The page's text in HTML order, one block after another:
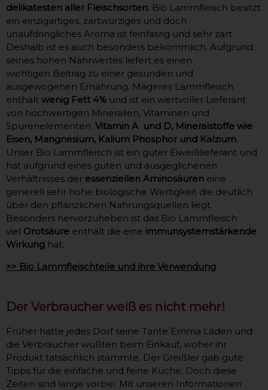
delikatesten aller Fleischsorten. Bio Lammfleisch besitzt
ein einzigartiges, zartwürziges und doch
unaufdringliches Aroma ist feinfasrig und sehr zart.
Deshalb ist es auch besonders bekömmlich. Aufgrund
seines hohen Nährwertes liefert es einen
wichtigen Beitrag zu einer gesunden und
ausgewogenen Ernährung. Mageres Lammfleisch
enthält wenig Fett 4% und ist ein wertvoller Lieferant
von hochwertigen Mineralien, Vitaminen und
Spurenelementen. Vitamin A und D, Mineralstoffe wie
Eisen, Mangnesium, Kalium Phosphor und Kalzium.
Unser Bio Lammfleisch ist ein guter Eiweißlieferant und
hat aufgrund eines guten und ausgeglichenen
Verhältnisses der essenziellen Aminosäuren eine
generell sehr hohe biologische Wertigkeit die deutlich
über den pflanzlichen Nahrungsquellen liegt.
Besonders hervorzuheben ist das Bio Lammfleisch
viel Orotsäure enthält die eine immunsystemstärkende
Wirkung hat.
>> Bio Lammfleischteile und ihre Verwendung
Der Verbraucher weiß es nicht mehr!
Früher hatte jedes Dorf seine Tante Emma Läden und
die Verbraucher wußten beim Einkauf, woher ihr
Produkt tatsächlich stammte. Der Greißler gab gute
Tipps für die einfache und feine Küche. Doch diese
Zeiten sind lange vorbei. Mit unseren Informationen